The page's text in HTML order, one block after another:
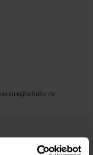
service@schultz.de